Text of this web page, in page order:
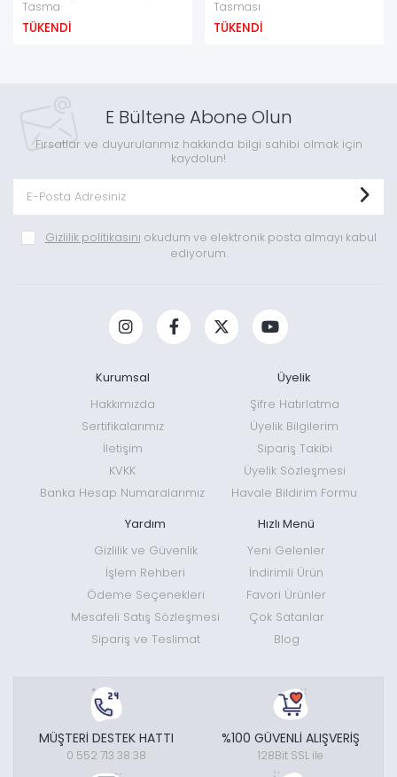
Tasma
TÜKENDİ
Tasması
TÜKENDİ
E Bültene Abone Olun
Fırsatlar ve duyurularımız hakkında bilgi sahibi olmak için
kaydolun!
Gizlilik politikasını okudum ve elektronik posta almayı kabul
ediyorum.
Kurumsal
Hakkımızda
Sertifikalarımız
İletişim
KVKK
Banka Hesap Numaralarımız
Üyelik
Şifre Hatırlatma
Üyelik Bilgilerim
Sipariş Takibi
Üyelik Sözleşmesi
Havale Bildirim Formu
Yardım
Gizlilik ve Güvenlik
İşlem Rehberi
Ödeme Seçenekleri
Mesafeli Satış Sözleşmesi
Sipariş ve Teslimat
Hızlı Menü
Yeni Gelenler
İndirimli Ürün
Favori Ürünler
Çok Satanlar
Blog
MÜŞTERİ DESTEK HATTI
0 552 713 38 38
%100 GÜVENLİ ALIŞVERİŞ
128Bit SSL ile